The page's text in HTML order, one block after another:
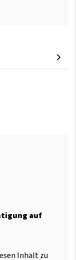
auf
Inhalt zu